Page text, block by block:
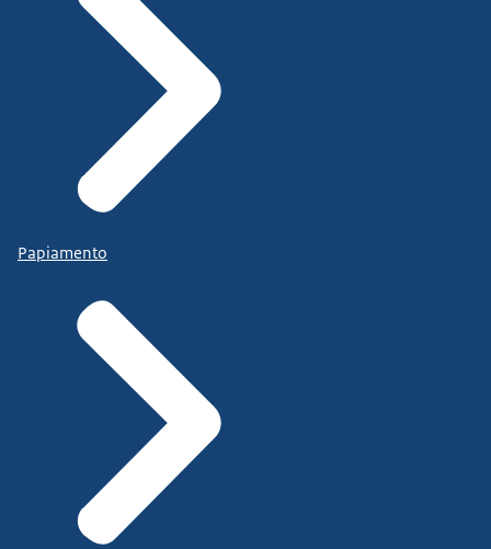
Papiamento